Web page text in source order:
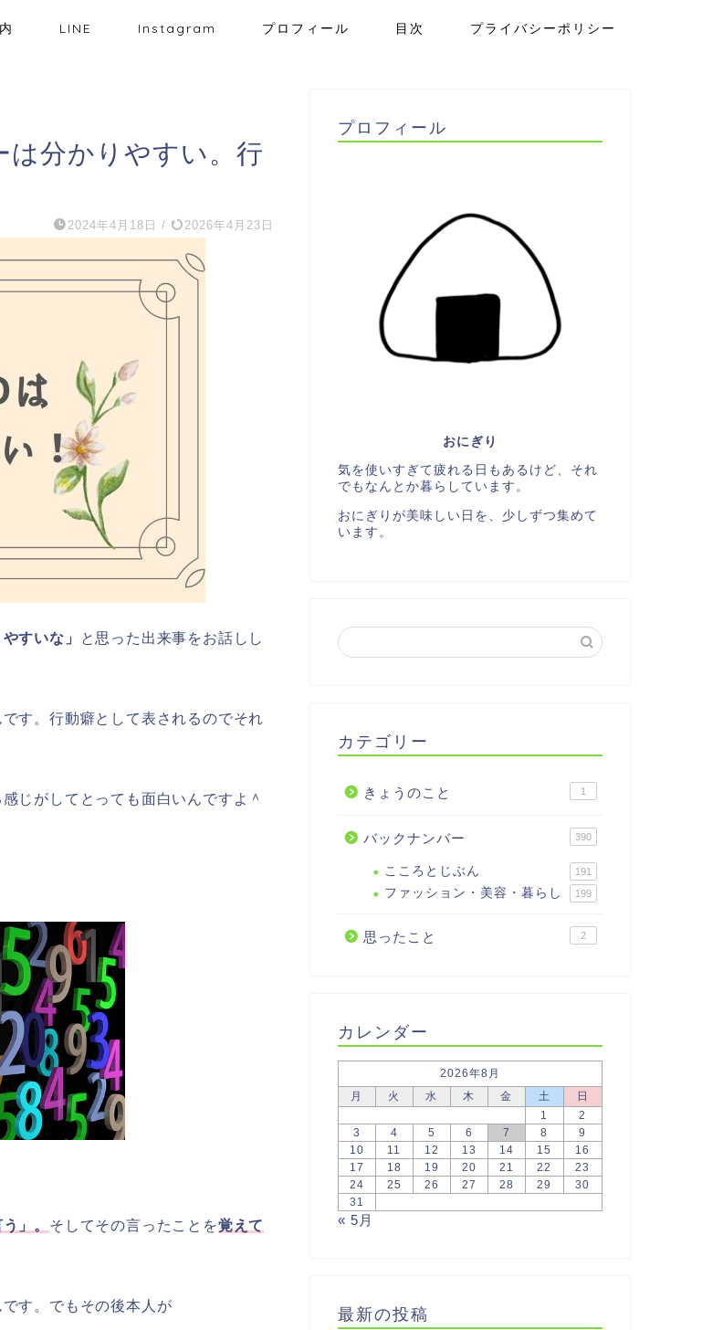
LINE Instagram プロフィール 目次 プライバシーポリシー
分かりやすい。行
2024年4月18日 / 2026年4月23日
すいな」
と思った出来事をお話しし
す。行動癖として表されるのでそれ
じがしてとっても面白いんですよ＾
」。 そしてその言ったことを覚えて
す。でもその後本人が
プロフィール
おにぎり
気を使いすぎて疲れる日もあるけど、それ
でもなんとか暮らしています。
おにぎりが美味しい日を、少しずつ集めて
います。
カテゴリー
きょうのこと 1
バックナンバー 390
こころとじぶん 191
ファッション・美容・暮らし 199
思ったこと 2
カレンダー
2026年8月
月
火 水 木 金 土
日
1
2
3
4 5 6 7 8
9
10
11 12 13 14 15
16
17
18 19 20 21 22
23
24
25 26 27 28 29
30
31
« 5月
最新の投稿